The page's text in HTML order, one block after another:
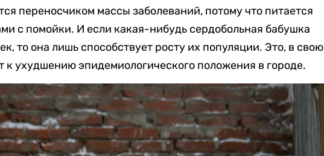
переносчиком массы заболеваний, потому что питается
с помойки. И если какая-нибудь сердобольная бабушка
то она лишь способствует росту их популяции. Это, в свою
к ухудшению эпидемиологического положения в городе.